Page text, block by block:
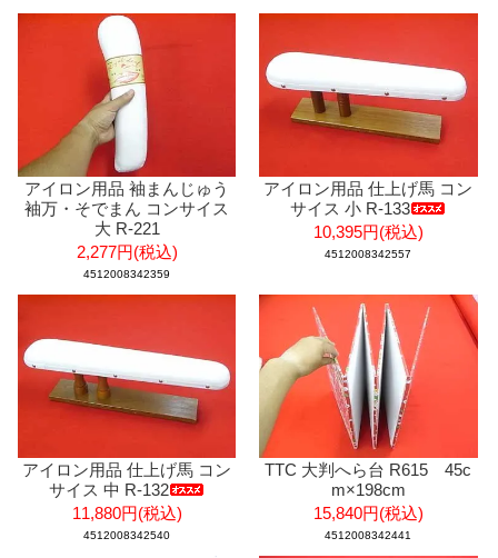
アイロン用品 袖まんじゅう
袖万・そでまん コンサイス
大 R-221
2,277円(税込)
4512008342359
アイロン用品 仕上げ馬 コン
サイス 小 R-133
10,395円(税込)
4512008342557
アイロン用品 仕上げ馬 コン
サイス 中 R-132
11,880円(税込)
4512008342540
TTC 大判へら台 R615 45c
m×198cm
15,840円(税込)
4512008342441